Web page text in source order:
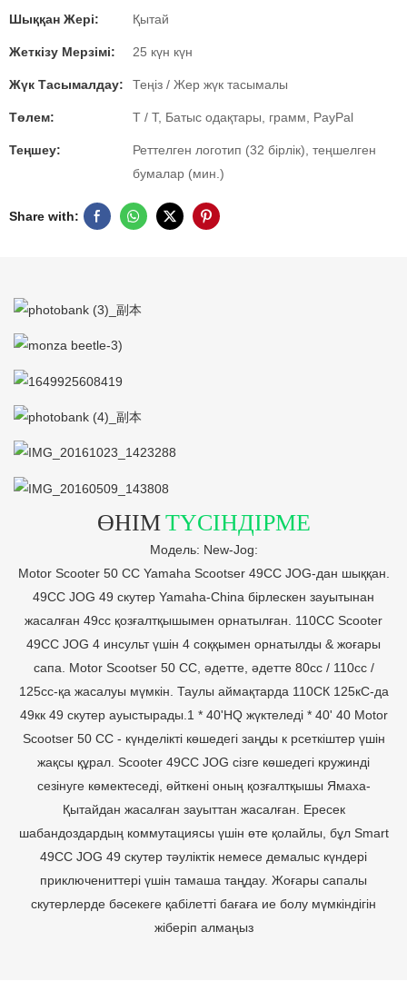
Шыққан Жері: Қытай
Жеткізу Мерзімі: 25 күн күн
Жүк Тасымалдау: Теңіз / Жер жүк тасымалы
Төлем: T / T, Батыс одақтары, грамм, PayPal
Теңшеу:
Реттелген логотип (32 бірлік), теңшелген
бумалар (мин.)
Share with:
ӨНІМТҮСІНДІРМЕ
Модель: New-Jog:
Motor Scooter 50 CC Yamaha Scootser 49CC JOG-дан шыққан.
49CC JOG 49 скутер Yamaha-China бірлескен зауытынан
жасалған 49cc қозғалтқышымен орнатылған. 110CC Scooter
49CC JOG 4 инсульт үшін 4 соққымен орнатылды & жоғары
сапа. Motor Scootser 50 CC, әдетте, әдетте 80cc / 110cc /
125cc-қа жасалуы мүмкін. Таулы аймақтарда 110СК 125кС-да
49кк 49 скутер ауыстырады.1 * 40'HQ жүктеледі * 40' 40 Motor
Scootser 50 CC - күнделікті көшедегі заңды к рсеткіштер үшін
жақсы құрал. Scooter 49CC JOG сізге көшедегі кружинді
сезінуге көмектеседі, өйткені оның қозғалтқышы Ямаха-
Қытайдан жасалған зауыттан жасалған. Ересек
шабандоздардың коммутациясы үшін өте қолайлы, бұл Smart
49CC JOG 49 скутер тәуліктік немесе демалыс күндері
приключениттері үшін тамаша таңдау. Жоғары сапалы
скутерлерде бәсекеге қабілетті бағаға ие болу мүмкіндігін
жіберіп алмаңыз